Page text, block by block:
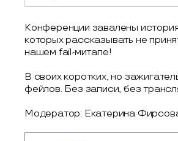
Конференции завалены
которых рассказывать не
нашем fail-митапе!
В своих коротких, но
фейлов. Без записи, без
Модератор: Екатерина